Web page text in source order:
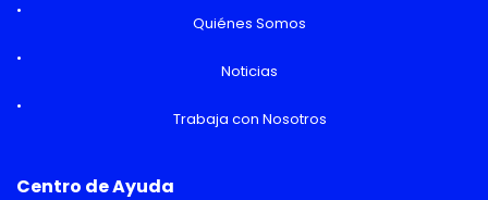
Quiénes Somos
Noticias
Trabaja con Nosotros
Centro de Ayuda